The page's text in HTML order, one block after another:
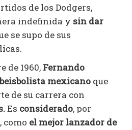
de los Dodgers,
indefinida y sin dar
se supo de sus
de 1960, Fernando
mexicano que
de su carrera con
Es considerado, por
como el mejor lanzador de